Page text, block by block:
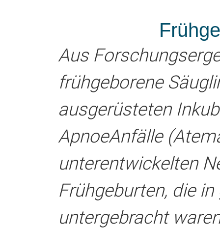
Aus
frühgeborene
ausgerüsteten
Apnoe­Anfälle
unterentwickelten
Frühgeburten, die
untergebracht